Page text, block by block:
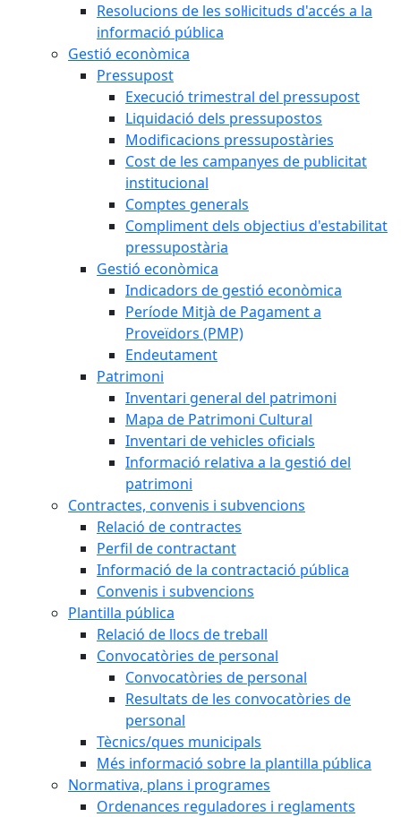
Resolucions de les sol·licituds d'accés a la
informació pública
Gestió econòmica
Pressupost
Execució trimestral del pressupost
Liquidació dels pressupostos
Modificacions pressupostàries
Cost de les campanyes de publicitat
institucional
Comptes generals
Compliment dels objectius d'estabilitat
pressupostària
Gestió econòmica
Indicadors de gestió econòmica
Període Mitjà de Pagament a
Proveïdors (PMP)
Endeutament
Patrimoni
Inventari general del patrimoni
Mapa de Patrimoni Cultural
Inventari de vehicles oficials
Informació relativa a la gestió del
patrimoni
Contractes, convenis i subvencions
Relació de contractes
Perfil de contractant
Informació de la contractació pública
Convenis i subvencions
Plantilla pública
Relació de llocs de treball
Convocatòries de personal
Convocatòries de personal
Resultats de les convocatòries de
personal
Tècnics/ques municipals
Més informació sobre la plantilla pública
Normativa, plans i programes
Ordenances reguladores i reglaments